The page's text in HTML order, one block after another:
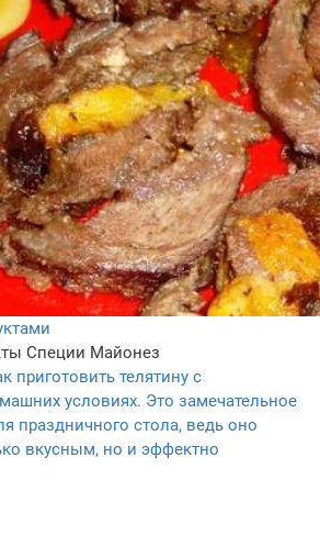
Специи Майонез
приготовить телятину с
условиях. Это замечательное
праздничного стола, ведь оно
вкусным, но и эффектно